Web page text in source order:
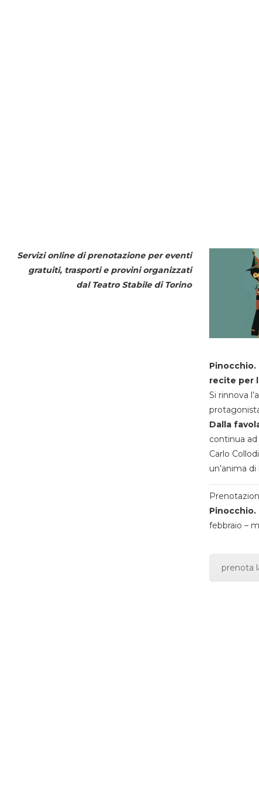
Servizi online di prenotazione per eventi
gratuiti, trasporti e provini organizzati
dal Teatro Stabile di Torino
Pinocchio.
recite per
Si rinnova
Dalla
continua
Carlo
un’anima
Pinocchio.
febbraio –
prenota